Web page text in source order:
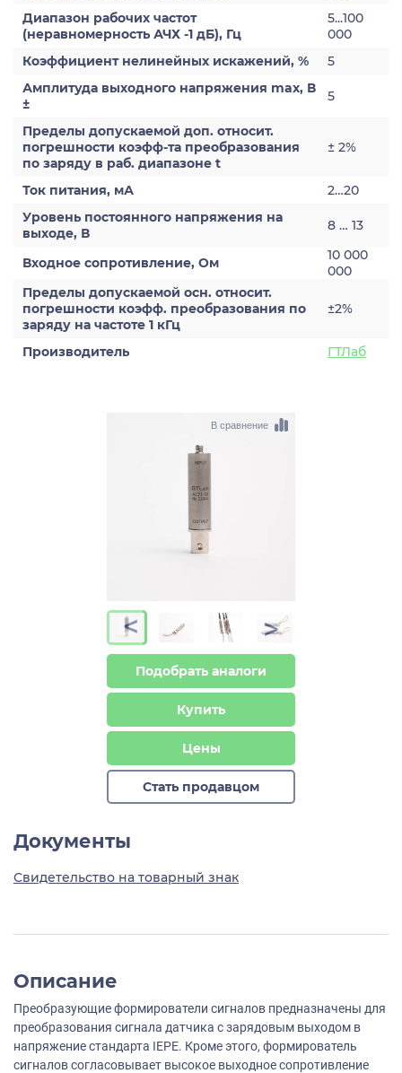
Диапазон рабочих частот
(неравномерность АЧХ -1 дБ), Гц
5...100
000
Коэффициент нелинейных искажений, %
5
Амплитуда выходного напряжения max, В
±
5
Пределы допускаемой доп. относит.
погрешности коэфф-та преобразования
по заряду в раб. диапазоне t
± 2%
Ток питания, мА
2…20
Уровень постоянного напряжения на
выходе, В
8 … 13
Входное сопротивление, Ом
10 000
000
Пределы допускаемой осн. относит.
погрешности коэфф. преобразования по
заряду на частоте 1 кГц
±2%
Производитель ГТЛаб
В сравнение
> >
Подобрать аналоги
Купить
Цены
Стать продавцом
Документы
Свидетельство на товарный знак
Описание
Преобразующие формирователи сигналов предназначены для
преобразования сигнала датчика с зарядовым выходом в
напряжение стандарта IEPE. Кроме этого, формирователь
сигналов согласовывает высокое выходное сопротивление